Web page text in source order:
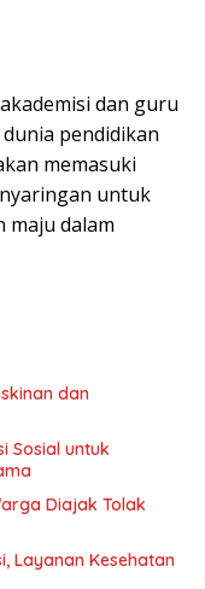
dan guru
pendidikan
memasuki
untuk
maju dalam
dan
Sosial untuk
Diajak Tolak
Layanan Kesehatan